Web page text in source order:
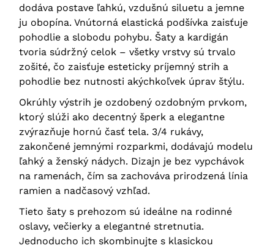
dodáva postave ľahkú, vzdušnú siluetu a jemne
ju obopína. Vnútorná elastická podšívka zaisťuje
pohodlie a slobodu pohybu. Šaty a kardigán
tvoria súdržný celok – všetky vrstvy sú trvalo
zošité, čo zaisťuje esteticky príjemný strih a
pohodlie bez nutnosti akýchkoľvek úprav štýlu.
Okrúhly výstrih je ozdobený ozdobným prvkom,
ktorý slúži ako decentný šperk a elegantne
zvýrazňuje hornú časť tela. 3/4 rukávy,
zakončené jemnými rozparkmi, dodávajú modelu
ľahký a ženský nádych. Dizajn je bez vypchávok
na ramenách, čím sa zachováva prirodzená línia
ramien a nadčasový vzhľad.
Tieto šaty s prehozom sú ideálne na rodinné
oslavy, večierky a elegantné stretnutia.
Jednoducho ich skombinujte s klasickou